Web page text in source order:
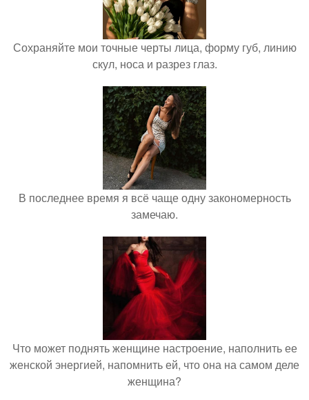
Сохраняйте мои точные черты лица, форму губ, линию
скул, носа и разрез глаз.
В последнее время я всё чаще одну закономерность
замечаю.
Что может поднять женщине настроение, наполнить ее
женской энергией, напомнить ей, что она на самом деле
женщина?